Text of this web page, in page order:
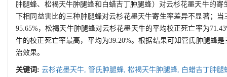
肿腿蜂、松褐天牛肿腿蜂和白蜡吉丁肿腿蜂）对云杉花墨天牛的
下相同益害比的三种肿腿蜂对云杉花墨天牛寄生率差异不显著；
95.65%，松褐天牛肿腿蜂对云杉花墨天牛的平均校正死亡率为
牛的校正死亡率最高，平均为39.20%。根据结果可知管氏肿腿蜂
治效果。
关键词: 云杉花墨天牛, 管氏肿腿蜂, 松褐天牛肿腿蜂, 白蜡吉丁肿